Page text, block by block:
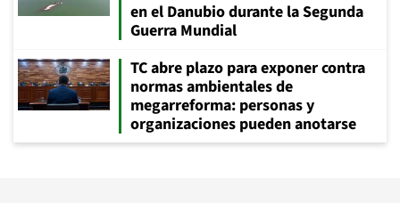
en el Danubio durante la Segunda
Guerra Mundial
TC abre plazo para exponer contra
normas ambientales de
megarreforma: personas y
organizaciones pueden anotarse